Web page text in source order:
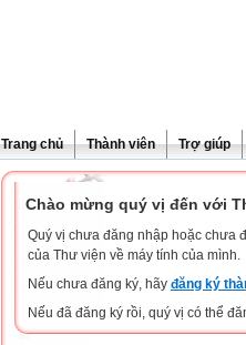
Trang chủ Thành viên Trợ giúp
Chào mừng quý vị đến với
Quý vị chưa đăng nhập hoặc chưa
của Thư viện về máy tính của mình.
Nếu chưa đăng ký, hãy đăng ký
Nếu đã đăng ký rồi, quý vị có thể